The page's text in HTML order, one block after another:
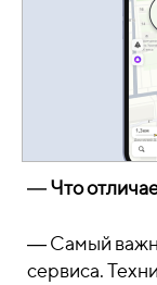
―Что
― Самый
сервиса.